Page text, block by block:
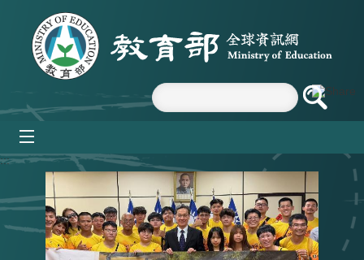
跳到主要內容區塊
:::